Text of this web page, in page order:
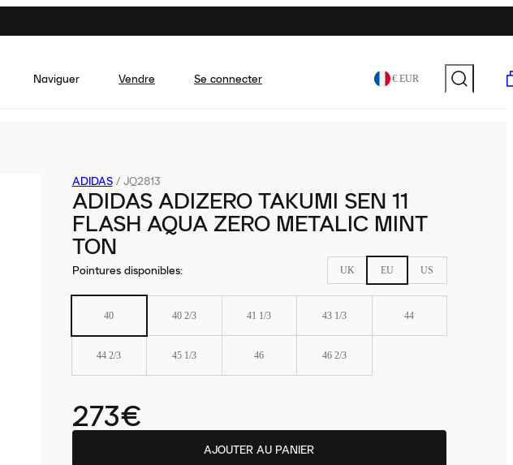
Naviguer Vendre Se connecter € EUR
ADIDAS / JQ2813
ADIDAS ADIZERO TAKUMI SEN 11
FLASH AQUA ZERO METALIC MINT
TON
Pointures disponibles: UK EU US
40 40 2/3 41 1/3 43 1/3 44
44 2/3 45 1/3 46 46 2/3
273€
AJOUTER AU PANIER